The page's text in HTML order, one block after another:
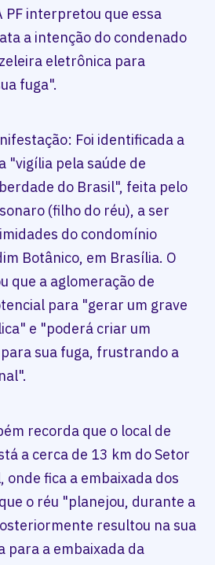
interpretou que essa
a intenção do condenado
eletrônica para
fuga".
Foi identificada a
"vigília pela saúde de
do Brasil", feita pelo
(filho do réu), a ser
do condomínio
Botânico, em Brasília. O
que a aglomeração de
para "gerar um grave
e "poderá criar um
sua fuga, frustrando a
recorda que o local de
a cerca de 13 km do Setor
onde fica a embaixada dos
o réu "planejou, durante a
resultou na sua
para a embaixada da